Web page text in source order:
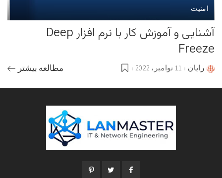
امنیت
آشنایی و آموزش کار با نرم افزار Deep
Freeze
Postedرایان 11 نوامبر، 2022 مطالعه بیشتر